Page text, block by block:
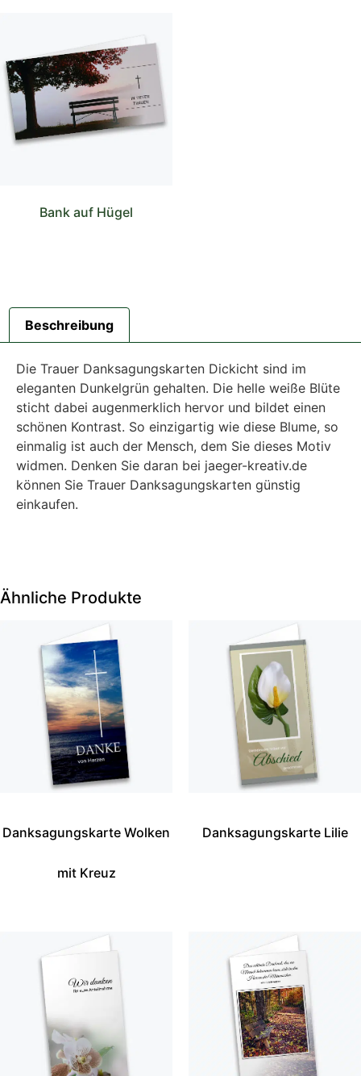
Bank auf Hügel
Beschreibung
Die Trauer Danksagungskarten Dickicht sind im
eleganten Dunkelgrün gehalten. Die helle weiße Blüte
sticht dabei augenmerklich hervor und bildet einen
schönen Kontrast. So einzigartig wie diese Blume, so
einmalig ist auch der Mensch, dem Sie dieses Motiv
widmen. Denken Sie daran bei jaeger-kreativ.de
können Sie Trauer Danksagungskarten günstig
einkaufen.
Ähnliche Produkte
Danksagungskarte Wolken
mit Kreuz
Danksagungskarte Lilie